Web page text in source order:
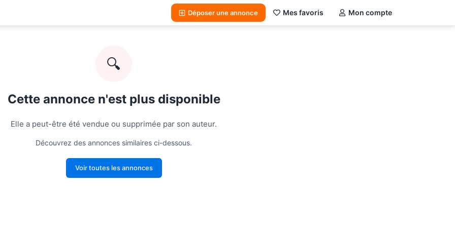
Déposer une annonce Mes favoris Mon compte
🔍
Cette annonce n'est plus disponible
Elle a peut-être été vendue ou supprimée par son auteur.
Découvrez des annonces similaires ci-dessous.
Voir toutes les annonces